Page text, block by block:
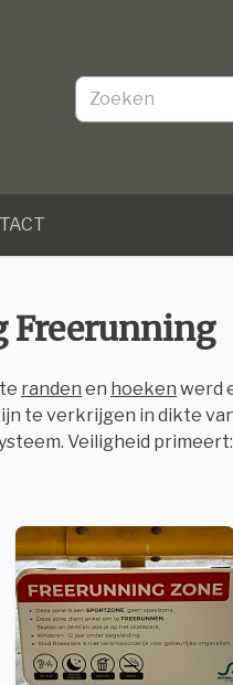
Freerunning
randen en hoeken werd
te verkrijgen in dikte
Veiligheid